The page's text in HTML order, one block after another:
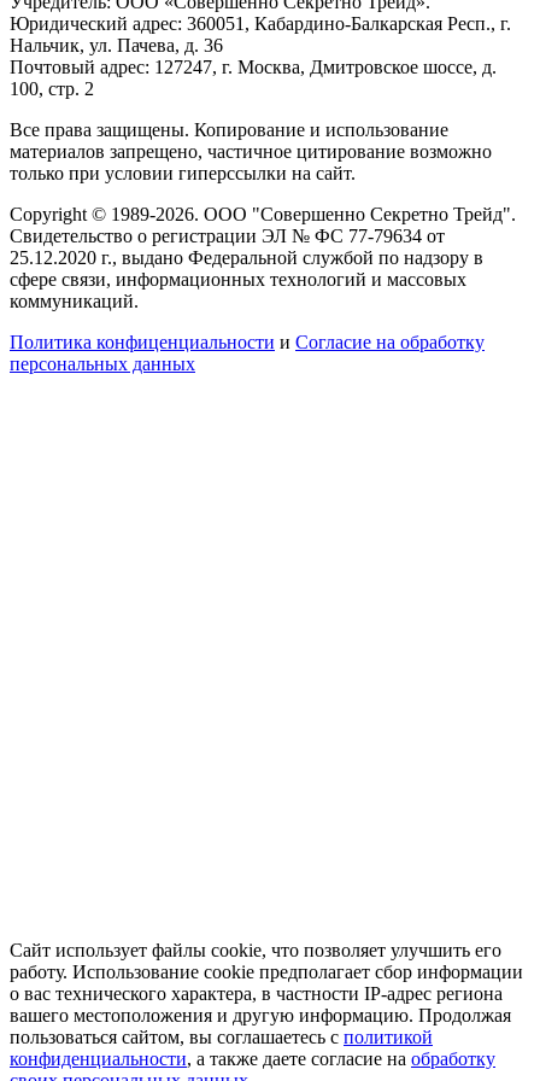
Юридический адрес: 360051, Кабардино-Балкарская Респ., г.
Нальчик, ул. Пачева, д. 36
Почтовый адрес: 127247, г. Москва, Дмитровское шоссе, д.
100, стр. 2
Все права защищены. Копирование и использование
материалов запрещено, частичное цитирование возможно
только при условии гиперссылки на сайт.
Copyright © 1989-2026. ООО "Совершенно Секретно Трейд".
Свидетельство о регистрации ЭЛ № ФС 77-79634 от
25.12.2020 г., выдано Федеральной службой по надзору в
сфере связи, информационных технологий и массовых
коммуникаций.
Политика конфиценциальности и Согласие на обработку
персональных данных
Сайт использует файлы cookie, что позволяет улучшить его
работу. Использование cookie предполагает сбор информации
о вас технического характера, в частности IP-адрес региона
вашего местоположения и другую информацию. Продолжая
пользоваться сайтом, вы соглашаетесь с политикой
конфиденциальности, а также даете согласие на обработку